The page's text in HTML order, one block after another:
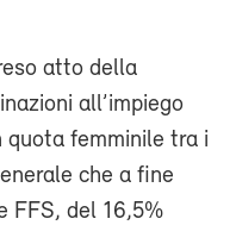
atto della
all’impiego
quota femminile tra i
che a fine
FFS, del 16,5%